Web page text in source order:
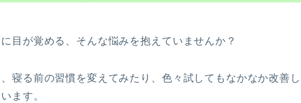
目が覚める、そんな悩みを抱えていませんか？
寝る前の習慣を変えてみたり、色々試してもなかなか改善し
ます。